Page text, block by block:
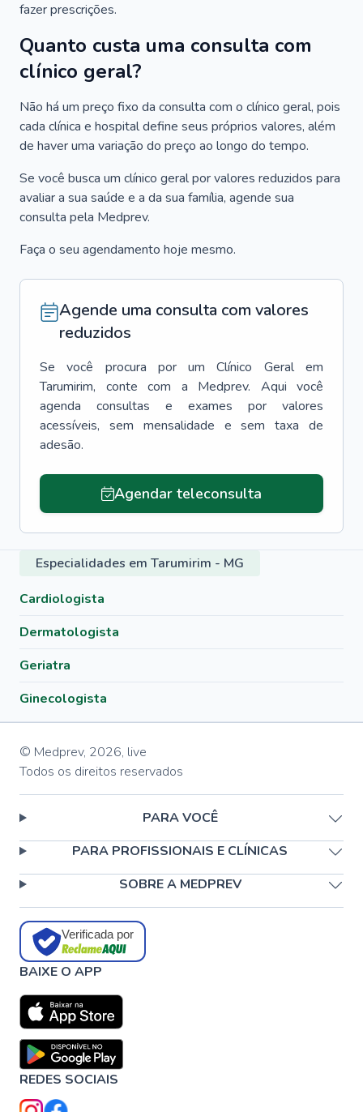
fazer prescrições.
Quanto custa uma consulta com
clínico geral?
Não há um preço fixo da consulta com o clínico geral, pois
cada clínica e hospital define seus próprios valores, além
de haver uma variação do preço ao longo do tempo.
Se você busca um clínico geral por valores reduzidos para
avaliar a sua saúde e a da sua família, agende sua
consulta pela Medprev.
Faça o seu agendamento hoje mesmo.
Agende uma consulta com valores
reduzidos
Se você procura por um Clínico Geral
em
Tarumirim, conte com a Medprev. Aqui você
agenda consultas e exames por valores
acessíveis, sem mensalidade e sem taxa de
adesão.
Agendar teleconsulta
Especialidades em Tarumirim - MG
Cardiologista
Dermatologista
Geriatra
Ginecologista
© Medprev, 2026, live
Todos os direitos reservados
PARA VOCÊ
PARA PROFISSIONAIS E CLÍNICAS
SOBRE A MEDPREV
Verificada por
BAIXE O APP
REDES SOCIAIS